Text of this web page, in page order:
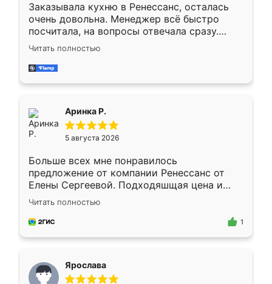
Заказывала кухню в Ренессанс, осталась
очень довольна. Менеджер всё быстро
посчитала, на вопросы отвечала сразу.
Замерщик приехал в субботу, подошёл к
делу со всей ответственностью. Собрали
за день, ребята работали аккуратно, даже
Читать полностью
Аринка Р.
5 августа 2026
Больше всех мне понравилось
предложение от компании Ренессанс от
Елены Сергеевой. Подходяшщая цена и
короткие сроки изготовления. Приехавший
для замера сотрудник Владислав
предложил по моему эскизу самый
Читать полностью
1
Ярослава